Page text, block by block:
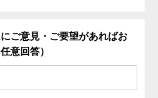
ご意見・ご要望があればお
意回答）